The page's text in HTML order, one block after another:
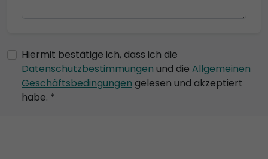
Hiermit bestätige ich, dass ich die
Datenschutzbestimmungen und die Allgemeinen
Geschäftsbedingungen gelesen und akzeptiert
habe. *